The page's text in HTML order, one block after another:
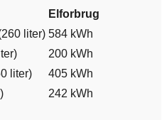
Elforbrug
liter) 584 kWh
200 kWh
liter)
405 kWh
242 kWh